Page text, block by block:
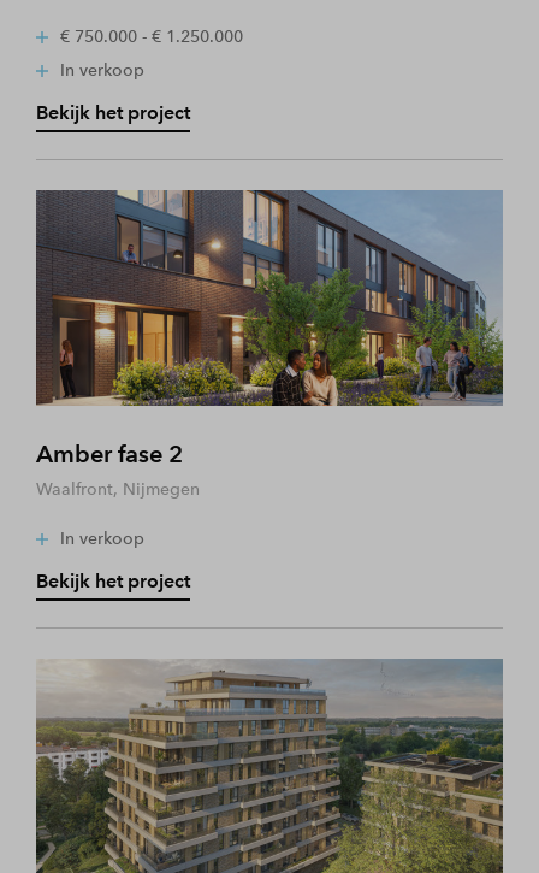
€ 750.000 - € 1.250.000
In verkoop
Bekijk het project
Amber fase 2
Waalfront, Nijmegen
In verkoop
Bekijk het project